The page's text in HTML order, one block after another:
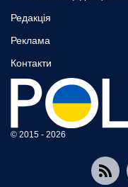
Редакція
Реклама
Контакти
© 2015 - 2026